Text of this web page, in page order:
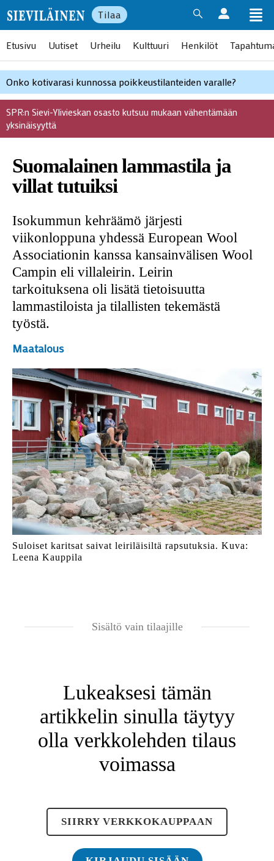
Tilaa
Etusivu Uutiset Urheilu Kulttuuri Henkilöt
Onko kotivarasi kunnossa poikkeustilanteiden varalle?
SPR:n Sievi-Ylivieskan osasto kutsuu mukaan vähentämään
yksinäisyyttä
Suomalainen lammastila ja
villat tutuiksi
Isokummun kehräämö järjesti
viikonloppuna yhdessä European Wool
Associationin kanssa kansainvälisen Wool
Campin eli villaleirin. Leirin
tarkoituksena oli lisätä tietoisuutta
lammastiloista ja tilallisten tekemästä
työstä.
Maatalous
Suloiset karitsat saivat leiriläisiltä rapsutuksia. Kuva:
Leena Kauppila
Sisältö vain tilaajille
Lukeaksesi tämän
artikkelin sinulla täytyy
olla verkkolehden tilaus
voimassa
SIIRRY VERKKOKAUPPAAN